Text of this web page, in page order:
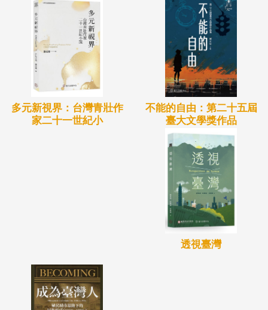
多元新視界：台灣青壯作
家二十一世紀小
不能的自由：第二十五屆
臺大文學獎作品
透視臺灣